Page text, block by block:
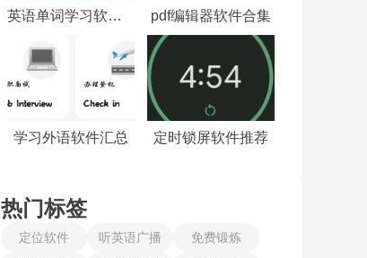
英语单词学习软件合集 pdf编辑器软件合集
学习外语软件汇总 定时锁屏软件推荐
热门标签
定位软件 听英语广播
免费锻炼